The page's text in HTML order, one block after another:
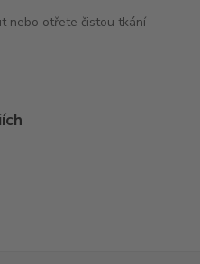
nebo otřete čistou tkání